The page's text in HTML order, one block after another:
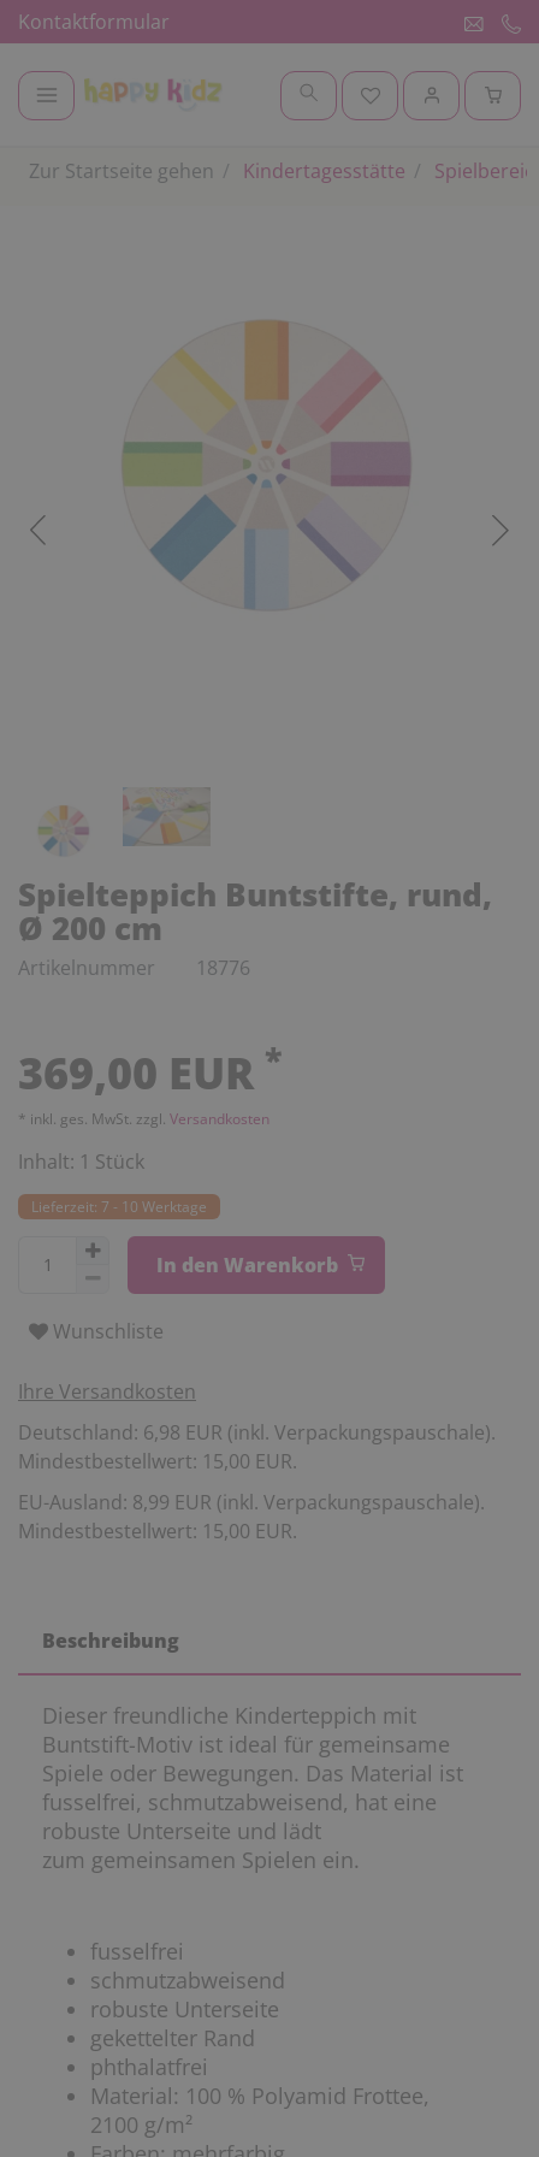
Kontaktformular
Zur Startseite gehen Kindertagesstätte
Spielteppich Buntstifte, rund,
Ø 200 cm
Artikelnummer 18776
369,00 EUR *
* inkl. ges. MwSt. zzgl. Versandkosten
Inhalt: 1 Stück
Lieferzeit: 7 - 10 Werktage
In den Warenkorb
Wunschliste
Ihre Versandkosten
Deutschland: 6,98 EUR (inkl. Verpackungspauschale).
Mindestbestellwert: 15,00 EUR.
EU-Ausland: 8,99 EUR (inkl. Verpackungspauschale).
Mindestbestellwert: 15,00 EUR.
Beschreibung
Dieser freundliche Kinderteppich mit
Buntstift-Motiv ist ideal für gemeinsame
Spiele oder Bewegungen. Das Material ist
fusselfrei, schmutzabweisend, hat eine
robuste Unterseite und lädt
zum gemeinsamen Spielen ein.
fusselfrei
schmutzabweisend
robuste Unterseite
gekettelter Rand
phthalatfrei
Material: 100 % Polyamid Frottee,
2100 g/m²